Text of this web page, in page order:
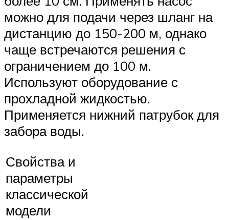
можно для подачи через шланг на
дистанцию до 150-200 м, однако
чаще встречаются решения с
ограничением до 100 м.
Используют оборудование с
прохладной жидкостью.
Применяется нижний патрубок для
забора воды.
Свойства и
параметры
классической
модели